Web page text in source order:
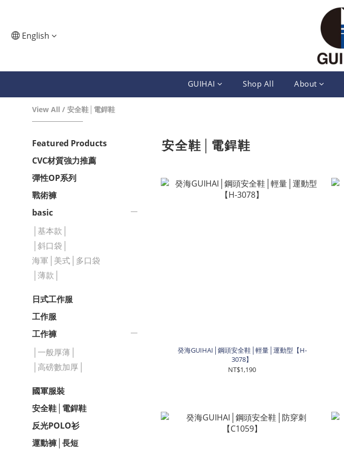
English
GUIHAI Shop All About
View All / 安全鞋│電銲鞋
Featured Products
CVC材質強力推薦
彈性OP系列
戰術褲
basic
│基本款│
│斜口袋│
海軍│美式│多口袋
│薄款│
日式工作服
工作服
工作褲
│一般厚薄│
│高磅數加厚│
國軍服裝
安全鞋│電銲鞋
反光POLO衫
運動褲│長短
安全鞋│電銲鞋
癸海GUIHAI│鋼頭安全鞋│輕量│運動型【H-
3078】
NT$1,190